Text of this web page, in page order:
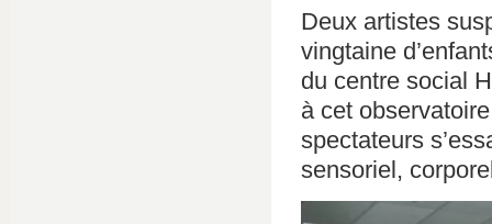
Deux artistes
vingtaine
du centre social
à cet
spectateurs
sensoriel,